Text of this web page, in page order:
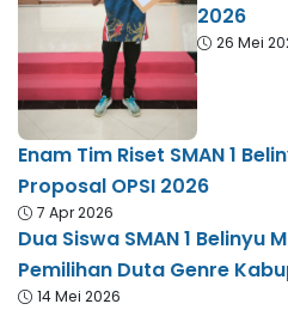
2026
26 Mei
Enam Tim Riset SMAN 1
Proposal OPSI 2026
7 Apr 2026
Dua Siswa SMAN 1 Belinyu
Pemilihan Duta Genre
14 Mei 2026